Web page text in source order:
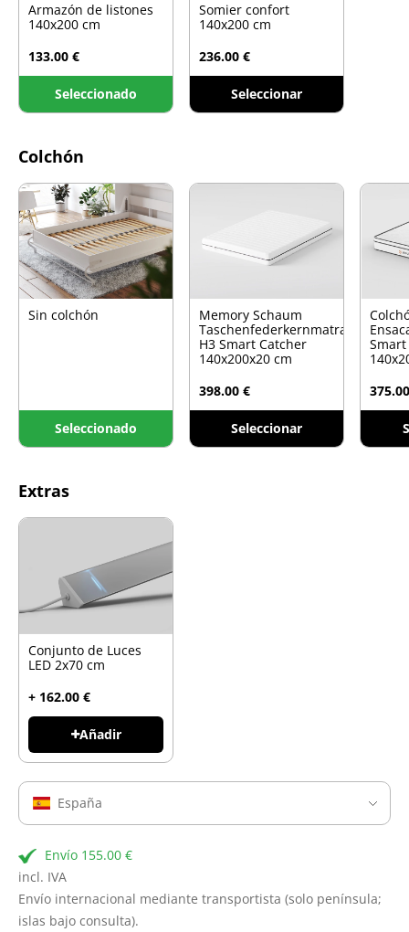
Armazón de listones
140x200 cm
133.00 €
Seleccionado
Somier confort
140x200 cm
236.00 €
Seleccionar
Colchón
Sin colchón
Seleccionado
Memory Schaum
Taschenfederkernmatratze
H3 Smart Catcher
140x200x20 cm
398.00 €
Seleccionar
Extras
Conjunto de Luces
LED 2x70 cm
+ 162.00 €
Añadir
España
Envío 155.00 €
incl. IVA
Envío internacional mediante transportista (solo península;
islas bajo consulta).